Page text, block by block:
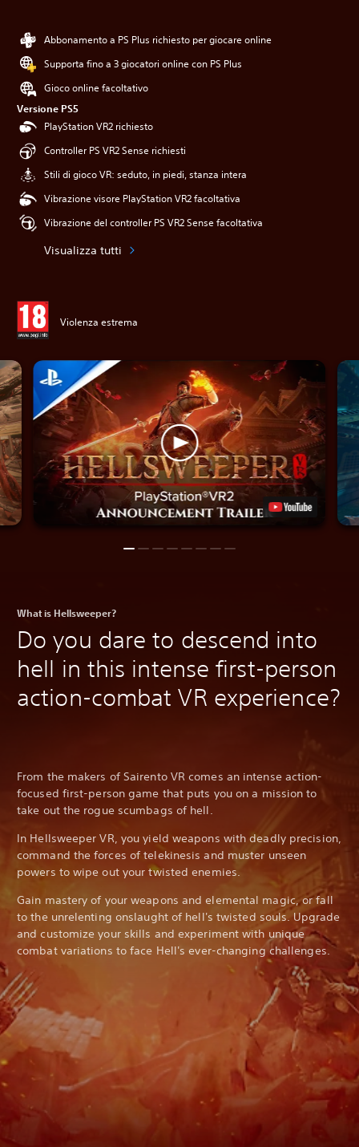
Abbonamento a PS Plus richiesto per giocare online
Supporta fino a 3 giocatori online con PS Plus
Gioco online facoltativo
Versione PS5
PlayStation VR2 richiesto
Controller PS VR2 Sense richiesti
Stili di gioco VR: seduto, in piedi, stanza intera
Vibrazione visore PlayStation VR2 facoltativa
Vibrazione del controller PS VR2 Sense facoltativa
Visualizza tutti
Violenza estrema
What is Hellsweeper?
Do you dare to descend into
hell in this intense first-person
action-combat VR experience?
From the makers of Sairento VR comes an intense action-
focused first-person game that puts you on a mission to
take out the rogue scumbags of hell.
In Hellsweeper VR, you yield weapons with deadly precision,
command the forces of telekinesis and muster unseen
powers to wipe out your twisted enemies.
Gain mastery of your weapons and elemental magic, or fall
to the unrelenting onslaught of hell's twisted souls. Upgrade
and customize your skills and experiment with unique
combat variations to face Hell's ever-changing challenges.